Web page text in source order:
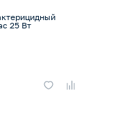
25 Вт